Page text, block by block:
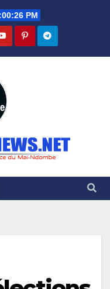
PM